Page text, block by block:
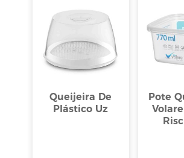
Queijeira De
Plástico Uz
Pote